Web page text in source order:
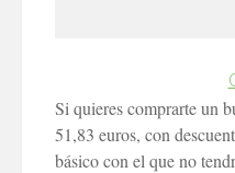
Si quieres comprarte un
51,83 euros, con
básico con el que no